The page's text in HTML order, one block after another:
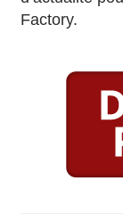
Factory.